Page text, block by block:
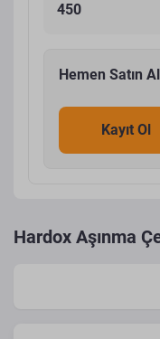
450
Hemen Satın
Kayıt Ol
Hardox Aşınma